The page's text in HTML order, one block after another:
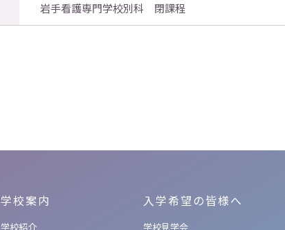
岩手看護専門学校別科 閉課程
学校案内
学校紹介
入学希望の皆様へ
学校見学会